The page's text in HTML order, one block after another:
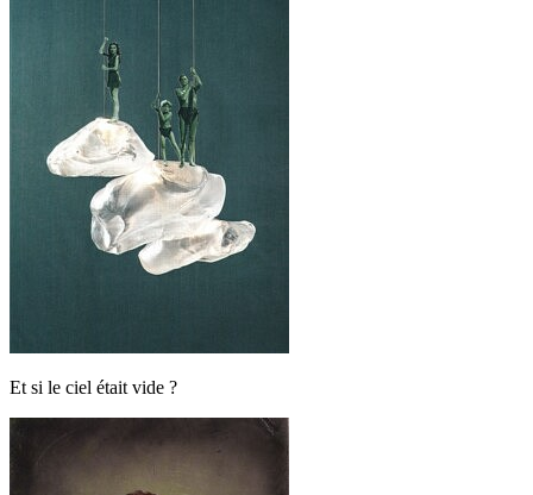
Et si le ciel était vide ?